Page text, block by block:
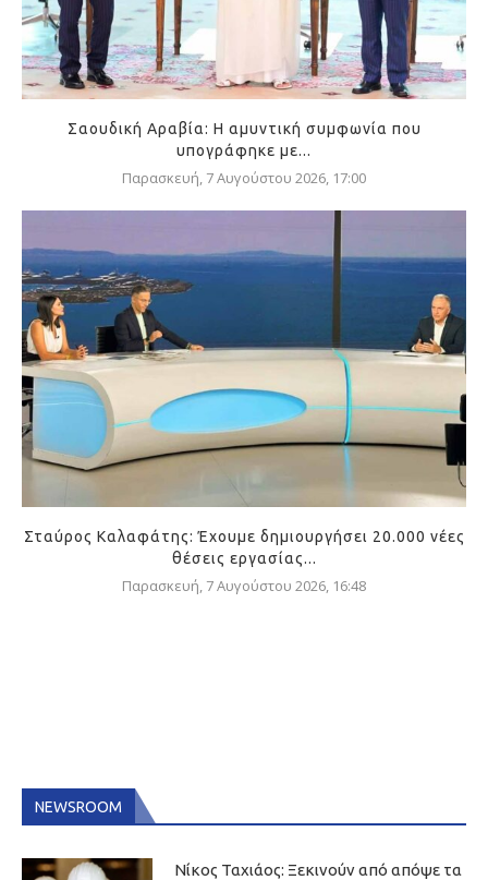
Σαουδική Αραβία: Η αμυντική συμφωνία που
υπογράφηκε με...
Παρασκευή, 7 Αυγούστου 2026, 17:00
Σταύρος Καλαφάτης: Έχουμε δημιουργήσει 20.000 νέες
θέσεις εργασίας...
Παρασκευή, 7 Αυγούστου 2026, 16:48
NEWSROOM
Νίκος Ταχιάος: Ξεκινούν από απόψε τα